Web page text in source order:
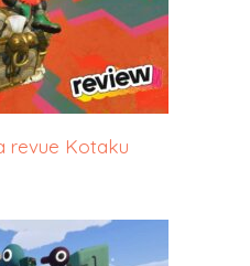
revue Kotaku